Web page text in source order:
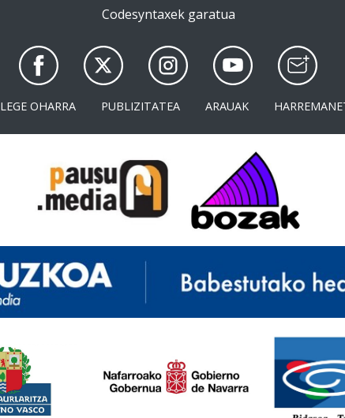
Codesyntaxek garatua
LEGE OHARRA PUBLIZITATEA ARAUAK